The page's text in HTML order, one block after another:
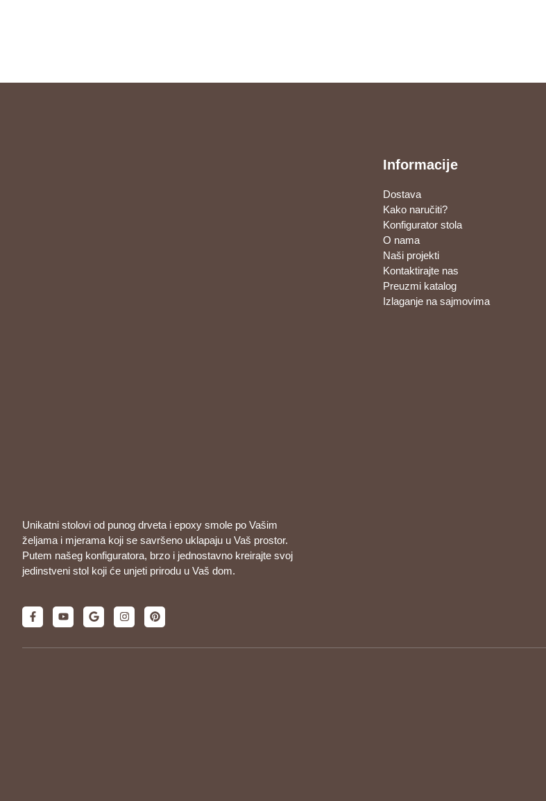
Unikatni stolovi od punog drveta i epoxy smole po Vašim
željama i mjerama koji se savršeno uklapaju u Vaš prostor.
Putem našeg konfiguratora, brzo i jednostavno kreirajte svoj
jedinstveni stol koji će unjeti prirodu u Vaš dom.
Informacije
Dostava
Kako naručiti?
Konfigurator stola
O nama
Naši projekti
Kontaktirajte nas
Preuzmi katalog
Izlaganje na sajmovima